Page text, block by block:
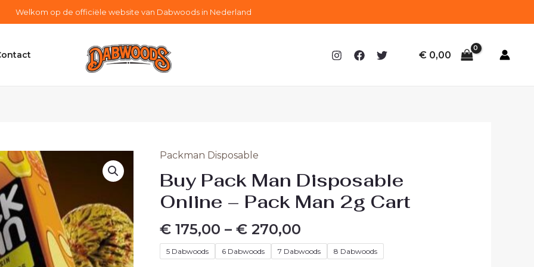
Welkom op de officiële website van Dabwoods in Nederland
€0,00
Packman Disposable
Buy Pack Man Disposable
Online – Pack Man 2g Cart
€ 175,00 –€ 270,00
5 Dabwoods 6 Dabwoods 7 Dabwoods 8 Dabwoods
Buy
Pack
Man
Disposable
-
Pack